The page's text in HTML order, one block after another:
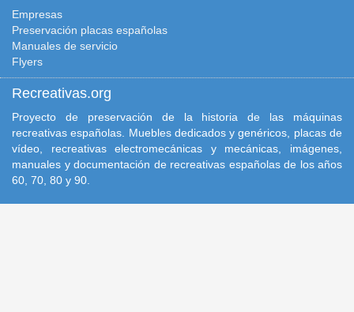
Empresas
Preservación placas españolas
Manuales de servicio
Flyers
Recreativas.org
Proyecto de preservación de la historia de las máquinas
recreativas españolas. Muebles dedicados y genéricos, placas de
vídeo, recreativas electromecánicas y mecánicas, imágenes,
manuales y documentación de recreativas españolas de los años
60, 70, 80 y 90.